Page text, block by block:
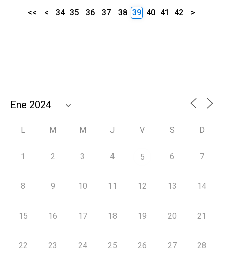
<< < 34 35 36 37 38 39 40 41 42 >
L M M J V S D
1 2 3 4 5 6 7
8 9 10 11 12 13 14
15 16 17 18 19 20 21
22 23 24 25 26 27 28